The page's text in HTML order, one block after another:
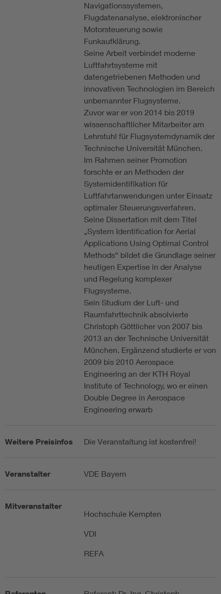
Navigationssystemen,
Flugdatenanalyse, elektronischer
Motorsteuerung sowie
Funkaufklärung.
Seine Arbeit verbindet moderne
Luftfahrtsysteme mit
datengetriebenen Methoden und
innovativen Technologien im Bereich
unbemannter Flugsysteme.
Zuvor war er von 2014 bis 2019
wissenschaftlicher Mitarbeiter am
Lehrstuhl für Flugsystemdynamik der
Technische Universität München.
Im Rahmen seiner Promotion
forschte er an Methoden der
Systemidentifikation für
Luftfahrtanwendungen unter Einsatz
optimaler Steuerungsverfahren.
Seine Dissertation mit dem Titel
„System Identification for Aerial
Applications Using Optimal Control
Methods“ bildet die Grundlage seiner
heutigen Expertise in der Analyse
und Regelung komplexer
Flugsysteme.
Sein Studium der Luft- und
Raumfahrttechnik absolvierte
Christoph Göttlicher von 2007 bis
2013 an der Technische Universität
München. Ergänzend studierte er von
2009 bis 2010 Aerospace
Engineering an der KTH Royal
Institute of Technology, wo er einen
Double Degree in Aerospace
Engineering erwarb
Weitere Preisinfos Die Veranstaltung ist kostenfrei!
Veranstalter VDE Bayern
Mitveranstalter
Hochschule Kempten
VDI
REFA